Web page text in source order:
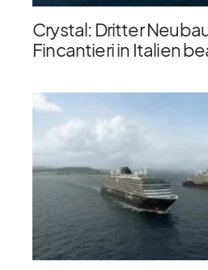
Crystal: Dritter
Fincantieri in Italien